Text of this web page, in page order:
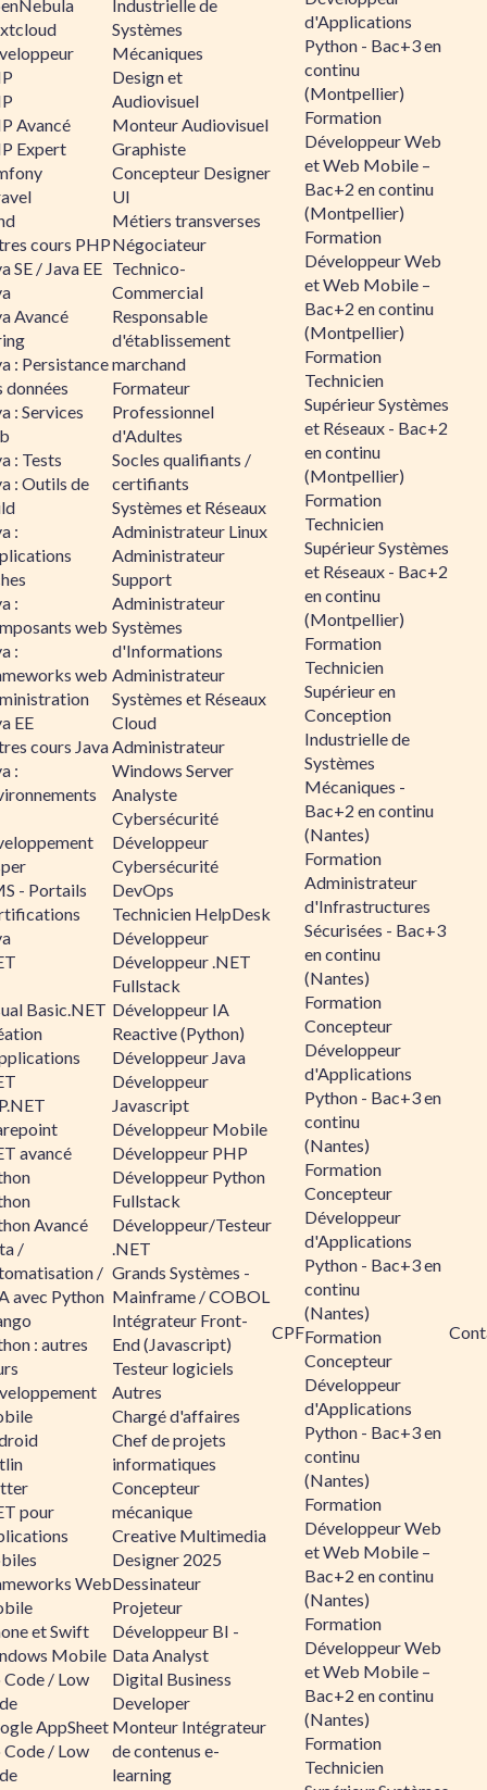
Avancé
Expert
cours PHP
SE / Java EE
Avancé
: Persistance
données
: Services
: Tests
: Outils de
:
:
web
:
web
EE
cours Java
:
- Portails
Basic.NET
avancé
Avancé
/
/
avec Python
: autres
pour
Web
et Swift
Mobile
/ Low
AppSheet
/ Low
Industrielle de
Systèmes
Mécaniques
Design et
Audiovisuel
Monteur Audiovisuel
Graphiste
Concepteur Designer
UI
Métiers transverses
Négociateur
Technico-
Commercial
Responsable
d'établissement
marchand
Formateur
Professionnel
d'Adultes
Socles qualifiants /
certifiants
Systèmes et Réseaux
Administrateur Linux
Administrateur
Support
Administrateur
Systèmes
d'Informations
Administrateur
Systèmes et Réseaux
Cloud
Administrateur
Windows Server
Analyste
Cybersécurité
Développeur
Cybersécurité
DevOps
Technicien HelpDesk
Développeur
Développeur .NET
Fullstack
Développeur IA
Reactive (Python)
Développeur Java
Développeur
Javascript
Développeur Mobile
Développeur PHP
Développeur Python
Fullstack
Développeur/Testeur
.NET
Grands Systèmes -
Mainframe / COBOL
Intégrateur Front-
End (Javascript)
Testeur logiciels
Autres
Chargé d'affaires
Chef de projets
informatiques
Concepteur
mécanique
Creative Multimedia
Designer 2025
Dessinateur
Projeteur
Développeur BI -
Data Analyst
Digital Business
Developer
Monteur Intégrateur
de contenus e-
learning
CPF
d'Applications
Python - Bac+3 en
continu
(Montpellier)
Formation
Développeur Web
et Web Mobile –
Bac+2 en continu
(Montpellier)
Formation
Développeur Web
et Web Mobile –
Bac+2 en continu
(Montpellier)
Formation
Technicien
Supérieur Systèmes
et Réseaux - Bac+2
en continu
(Montpellier)
Formation
Technicien
Supérieur Systèmes
et Réseaux - Bac+2
en continu
(Montpellier)
Formation
Technicien
Supérieur en
Conception
Industrielle de
Systèmes
Mécaniques -
Bac+2 en continu
(Nantes)
Formation
Administrateur
d'Infrastructures
Sécurisées - Bac+3
en continu
(Nantes)
Formation
Concepteur
Développeur
d'Applications
Python - Bac+3 en
continu
(Nantes)
Formation
Concepteur
Développeur
d'Applications
Python - Bac+3 en
continu
(Nantes)
Formation
Concepteur
Développeur
d'Applications
Python - Bac+3 en
continu
(Nantes)
Formation
Développeur Web
et Web Mobile –
Bac+2 en continu
(Nantes)
Formation
Développeur Web
et Web Mobile –
Bac+2 en continu
(Nantes)
Formation
Technicien